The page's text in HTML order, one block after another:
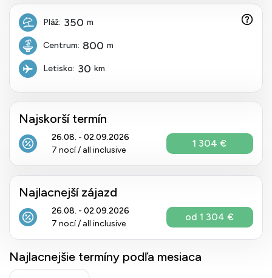
Pláž: 350 m
Centrum: 800 m
Letisko: 30 km
Najskorší termín
26.08. - 02.09.2026
7 nocí / all inclusive
1 304 €
Najlacnejší zájazd
26.08. - 02.09.2026
7 nocí / all inclusive
od 1 304 €
Najlacnejšie termíny podľa mesiaca